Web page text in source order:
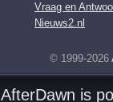
Vraag en
Nieuws2.nl
© 1999-2026
AfterDawn is